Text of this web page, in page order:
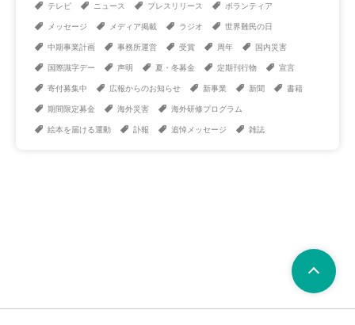
テレビ ニュース プレスリリース ボランティア
メッセージ メディア掲載 ラジオ 世界難民の日
中期事業計画 事務所運営 受賞 周年 国内災害
国際識字デー 声明 夏・冬募金 定期刊行物 宣言
寄付募集中 広報からのお知らせ 新事業 新聞 書籍
期間限定募金 海外災害 海外研修プログラム
絵本を届ける運動 訃報 追悼メッセージ 雑誌